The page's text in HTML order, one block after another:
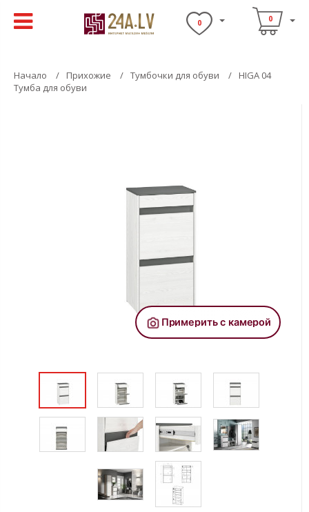
0 0
Начало Прихожие Тумбочки для обуви
HIGA 04
Тумба для обуви